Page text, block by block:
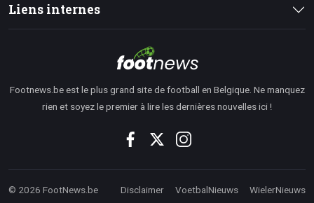
Liens internes
Footnews.be est le plus grand site de football en Belgique. Ne manquez
rien et soyez le premier à lire les dernières nouvelles ici !
© 2026 FootNews.be Disclaimer VoetbalNieuws WielerNieuws